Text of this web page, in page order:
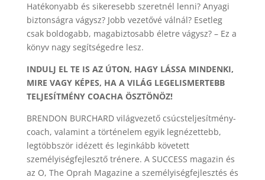
Hatékonyabb és sikeresebb szeretnél lenni? Anyagi
biztonságra vágysz? Jobb vezetővé válnál? Esetleg
csak boldogabb, magabiztosabb életre vágysz? – Ez a
könyv nagy segítségedre lesz.
INDULJ EL TE IS AZ ÚTON, HAGY LÁSSA MINDENKI,
MIRE VAGY KÉPES, HA A VILÁG LEGELISMERTEBB
TELJESÍTMÉNY COACHA ÖSZTÖNÖZ!
BRENDON BURCHARD világvezető csúcsteljesítmény-
coach, valamint a történelem egyik legnézettebb,
legtöbbször idézett és leginkább követett
személyiségfejlesztő trénere. A SUCCESS magazin és
az O, The Oprah Magazine a személyiségfejlesztés és